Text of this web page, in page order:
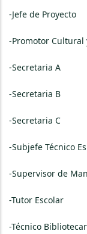
-Jefe de Proyecto
-Promotor Cultural
-Secretaria A
-Secretaria B
-Secretaria C
-Subjefe Técnico
-Supervisor de
-Tutor Escolar
-Técnico